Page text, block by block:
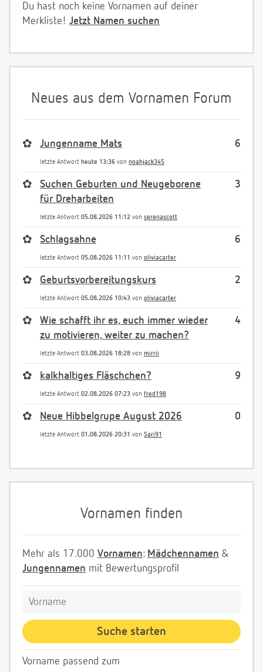
Du hast noch keine Vornamen auf deiner
Merkliste! Jetzt Namen suchen
Neues aus dem Vornamen Forum
6
✿ Jungenname Mats
letzte Antwort heute 13:36 von noahjack345
3
✿
Suchen Geburten und Neugeborene
für Dreharbeiten
letzte Antwort 05.08.2026 11:12 von serenascott
6
✿ Schlagsahne
letzte Antwort 05.08.2026 11:11 von oliviacarter
2
✿ Geburtsvorbereitungskurs
letzte Antwort 05.08.2026 10:43 von oliviacarter
4
✿
Wie schafft ihr es, euch immer wieder
zu motivieren, weiter zu machen?
letzte Antwort 03.08.2026 18:28 von mirrii
9
✿ kalkhaltiges Fläschchen?
letzte Antwort 02.08.2026 07:23 von fred198
0
✿ Neue Hibbelgrupe August 2026
letzte Antwort 01.08.2026 20:31 von Sari91
Vornamen finden
Mehr als 17.000 Vornamen: Mädchennamen &
Jungennamen mit Bewertungsprofil
Vorname passend zum